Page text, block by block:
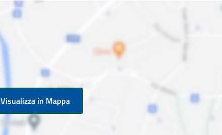
Visualizza in Mappa